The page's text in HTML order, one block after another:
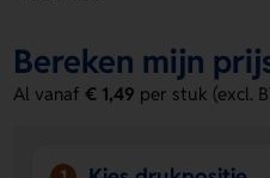
eigen ontwerp plaatsen op de
25 stuks bedrukt te verkrijgen.
All-over opdruk
Bereken mijn
Al vanaf€ 1,49 per stuk (excl.